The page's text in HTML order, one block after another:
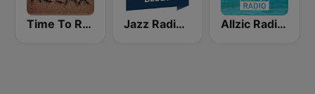
Time To Relax Jazz Radio Blues Allzic Radio CHILL OUT